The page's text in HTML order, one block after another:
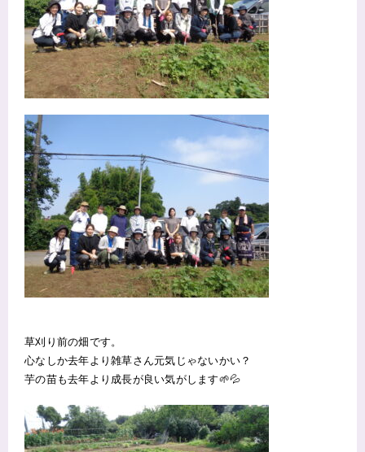
草刈り前の畑です。
心なしか去年より雑草さん元気じゃないかい？
芋の苗も去年より成長が良い気がします🌱💦